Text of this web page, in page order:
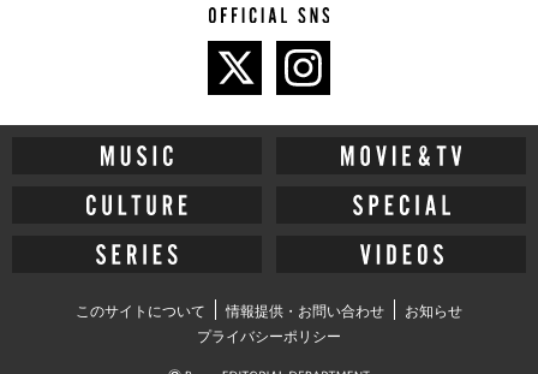
このサイトについて 情報提供・お問い合わせ
お知らせ
プライバシーポリシー